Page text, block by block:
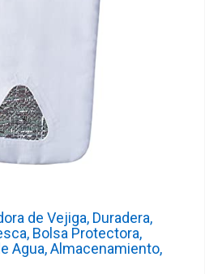
de Vejiga, Duradera,
Bolsa Protectora,
Agua, Almacenamiento,